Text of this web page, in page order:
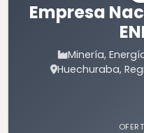
Empresa
Minería,
Huechuraba,